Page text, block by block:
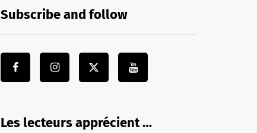
Subscribe and follow
Les lecteurs apprécient …